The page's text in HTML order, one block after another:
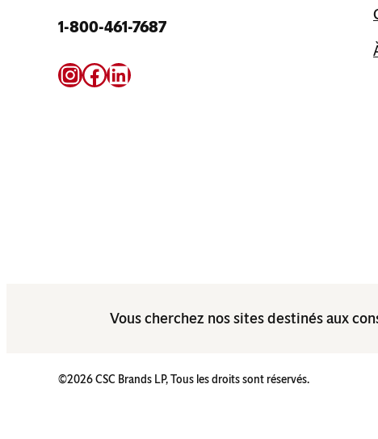
1-800-461-7687
Instagram
Facebook
LinkedIn
Vous cherchez nos sites destinés aux
©2026 CSC Brands LP, Tous les droits sont réservés.